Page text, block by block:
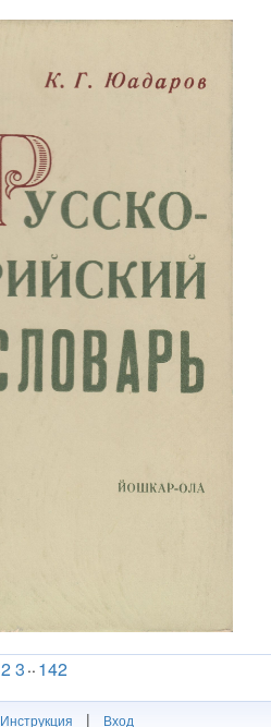
23 .. 142
Инструкция | Вход